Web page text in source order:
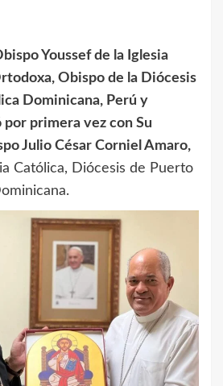
Youssef de la Iglesia
Obispo de la Diócesis
Dominicana, Perú y
por primera vez con Su
Julio César Corniel Amaro,
Católica, Diócesis de Puerto